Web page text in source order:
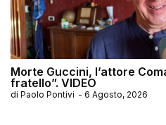
Morte Guccini, l’attore
fratello”. VIDEO
di Paolo Pontivi - 6 Agosto, 2026